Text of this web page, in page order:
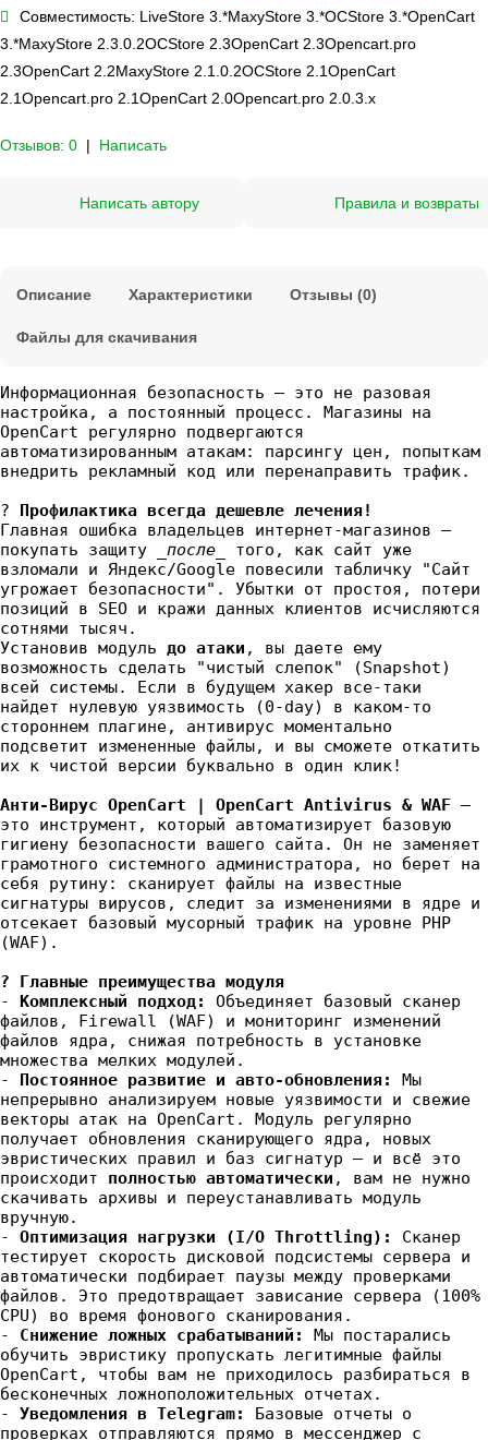
Совместимость: LiveStore 3.*MaxyStore 3.*OCStore 3.*OpenCart
3.*MaxyStore 2.3.0.2OCStore 2.3OpenCart 2.3Opencart.pro
2.3OpenCart 2.2MaxyStore 2.1.0.2OCStore 2.1OpenCart
2.1Opencart.pro 2.1OpenCart 2.0Opencart.pro 2.0.3.х
Отзывов: 0 | Написать
Написать автору Правила и возвраты
Описание Характеристики Отзывы (0)
Файлы для скачивания
Информационная безопасность — это не разовая
настройка, а постоянный процесс. Магазины на
OpenCart регулярно подвергаются
автоматизированным атакам: парсингу цен, попыткам
внедрить рекламный код или перенаправить трафик.
? Профилактика всегда дешевле лечения!
Главная ошибка владельцев интернет-магазинов —
покупать защиту
_после_
того, как сайт уже
взломали и Яндекс/Google повесили табличку "Сайт
угрожает безопасности". Убытки от простоя, потери
позиций в SEO и кражи данных клиентов исчисляются
сотнями тысяч.
Установив модуль до атаки , вы даете ему
возможность сделать "чистый слепок" (Snapshot)
всей системы. Если в будущем хакер все-таки
найдет нулевую уязвимость (0-day) в каком-то
стороннем плагине, антивирус моментально
подсветит измененные файлы, и вы сможете откатить
их к чистой версии буквально в один клик!
Анти-Вирус OpenCart | OpenCart Antivirus & WAF —
это инструмент, который автоматизирует базовую
гигиену безопасности вашего сайта. Он не заменяет
грамотного системного администратора, но берет на
себя рутину: сканирует файлы на известные
сигнатуры вирусов, следит за изменениями в ядре и
отсекает базовый мусорный трафик на уровне PHP
(WAF).
? Главные преимущества модуля
- Комплексный подход:
Объединяет базовый сканер
файлов, Firewall (WAF) и мониторинг изменений
файлов ядра, снижая потребность в установке
множества мелких модулей.
- Постоянное развитие и авто-обновления:
Мы
непрерывно анализируем новые уязвимости и свежие
векторы атак на OpenCart. Модуль регулярно
получает обновления сканирующего ядра, новых
эвристических правил и баз сигнатур — и всё это
происходит полностью автоматически , вам не нужно
скачивать архивы и переустанавливать модуль
вручную.
- Оптимизация нагрузки (I/O Throttling):
Сканер
тестирует скорость дисковой подсистемы сервера и
автоматически подбирает паузы между проверками
файлов. Это предотвращает зависание сервера (100%
CPU) во время фонового сканирования.
- Снижение ложных срабатываний:
Мы постарались
обучить эвристику пропускать легитимные файлы
OpenCart, чтобы вам не приходилось разбираться в
бесконечных ложноположительных отчетах.
- Уведомления в Telegram:
Базовые отчеты о
проверках отправляются прямо в мессенджер с